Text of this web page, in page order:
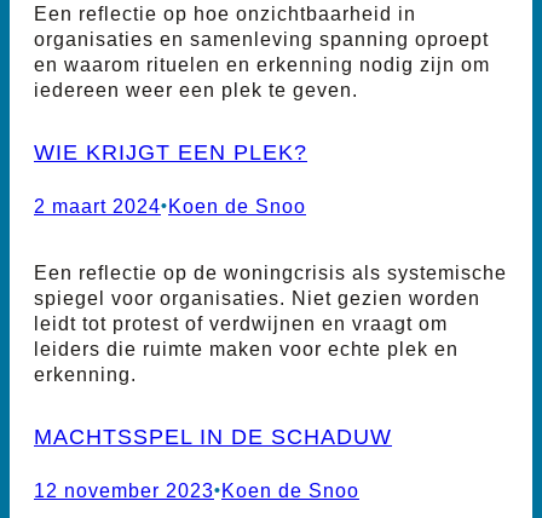
Een reflectie op hoe onzichtbaarheid in
organisaties en samenleving spanning oproept
en waarom rituelen en erkenning nodig zijn om
iedereen weer een plek te geven.
WIE KRIJGT EEN PLEK?
2 maart 2024•Koen de Snoo
Een reflectie op de woningcrisis als systemische
spiegel voor organisaties. Niet gezien worden
leidt tot protest of verdwijnen en vraagt om
leiders die ruimte maken voor echte plek en
erkenning.
MACHTSSPEL IN DE SCHADUW
12 november 2023•Koen de Snoo